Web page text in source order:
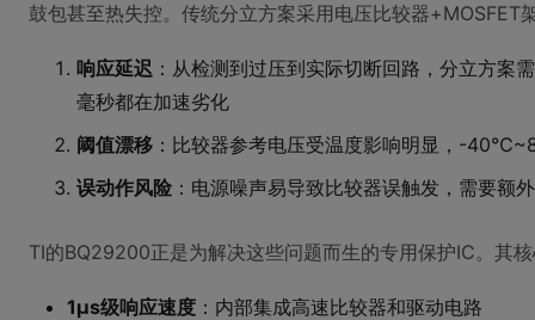
鼓包甚至热失控。传统分立方案采用电压比较器+MOSFET
响应延迟 ：从检测到过压到实际切断回路，分立方案
毫秒都在加速劣化
阈值漂移 ：比较器参考电压受温度影响明显，-
误动作风险 ：电源噪声易导致比较器误触发，需要额
TI的BQ29200正是为解决这些问题而生的专用保护IC。其
1μs级响应速度 ：内部集成高速比较器和驱动电路